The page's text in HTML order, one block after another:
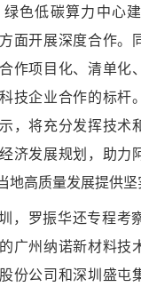
色低碳算力中心
面开展深度合作。
作项目化、清单化
技企业合作的标杆
，将充分发挥技术
济发展规划，助力
地高质量发展提供坚
，罗振华还专程考
广州纳诺新材料技
份公司和深圳盛屯